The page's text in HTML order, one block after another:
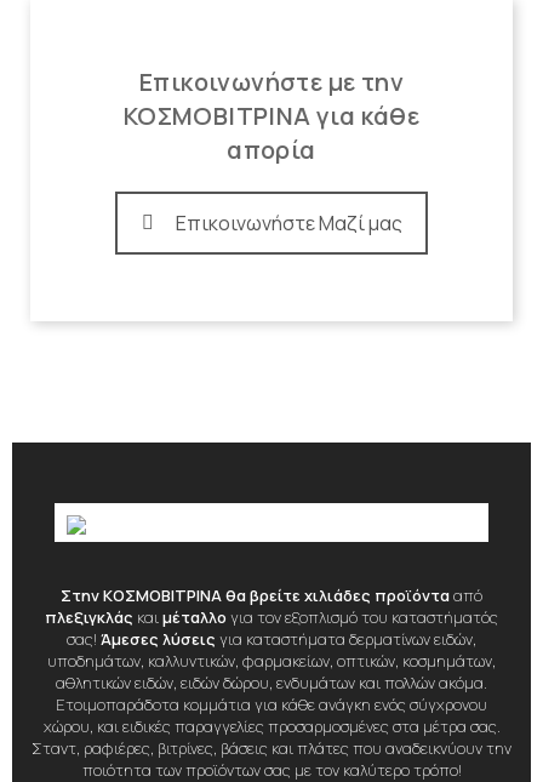
Επικοινωνήστε με την
ΚΟΣΜΟΒΙΤΡΙΝΑ για κάθε
απορία
Επικοινωνήστε Μαζί μας
Στην ΚΟΣΜΟΒΙΤΡΙΝΑ θα βρείτε χιλιάδες προϊόντααπό
πλεξιγκλάς καιμέταλλο για τον εξοπλισμό του καταστήματός
σας! Άμεσες λύσεις για καταστήματα δερματίνων ειδών,
υποδημάτων, καλλυντικών, φαρμακείων, οπτικών, κοσμημάτων,
αθλητικών ειδών, ειδών δώρου, ενδυμάτων και πολλών ακόμα.
Ετοιμοπαράδοτα κομμάτια για κάθε ανάγκη ενός σύγχρονου
χώρου, και ειδικές παραγγελίες προσαρμοσμένες στα μέτρα σας.
Σταντ, ραφιέρες, βιτρίνες, βάσεις και πλάτες που αναδεικνύουν την
ποιότητα των προϊόντων σας με τον καλύτερο τρόπο!